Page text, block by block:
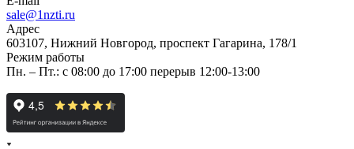
sale@1nzti.ru
Адрес
603107, Нижний Новгород, проспект Гагарина, 178/1
Режим работы
Пн. – Пт.: с 08:00 до 17:00 перерыв 12:00-13:00